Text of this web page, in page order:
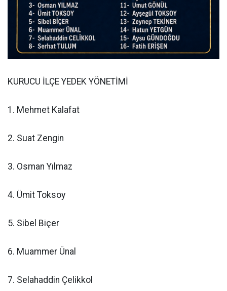
KURUCU İLÇE YEDEK YÖNETİMİ
1. Mehmet Kalafat
2. Suat Zengin
3. Osman Yılmaz
4. Ümit Toksoy
5. Sibel Biçer
6. Muammer Ünal
7. Selahaddin Çelikkol